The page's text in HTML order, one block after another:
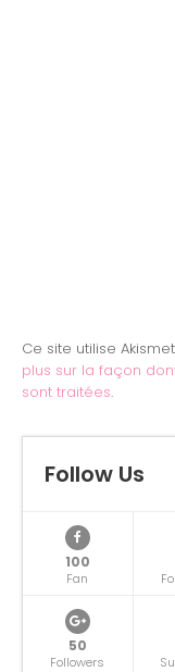
Ce site utilise
plus sur la façon
sont traitées.
Follow Us
100
Fan
50
Followers